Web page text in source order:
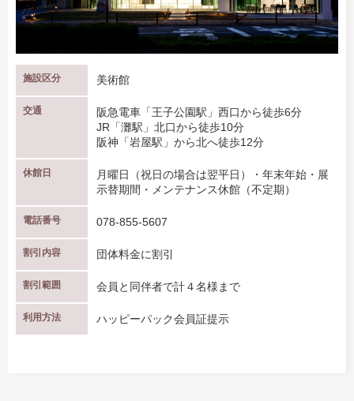
施設区分 美術館
交通
阪急電車「王子公園駅」西口から徒歩6分
JR「灘駅」北口から徒歩10分
阪神「岩屋駅」から北へ徒歩12分
休館日
月曜日（祝日の場合は翌平日）・年末年始・展
示替期間・メンテナンス休館（不定期）
電話番号 078-855-5607
割引内容 団体料金に割引
割引範囲 会員と同伴者で計４名様まで
利用方法 ハッピーパック会員証提示